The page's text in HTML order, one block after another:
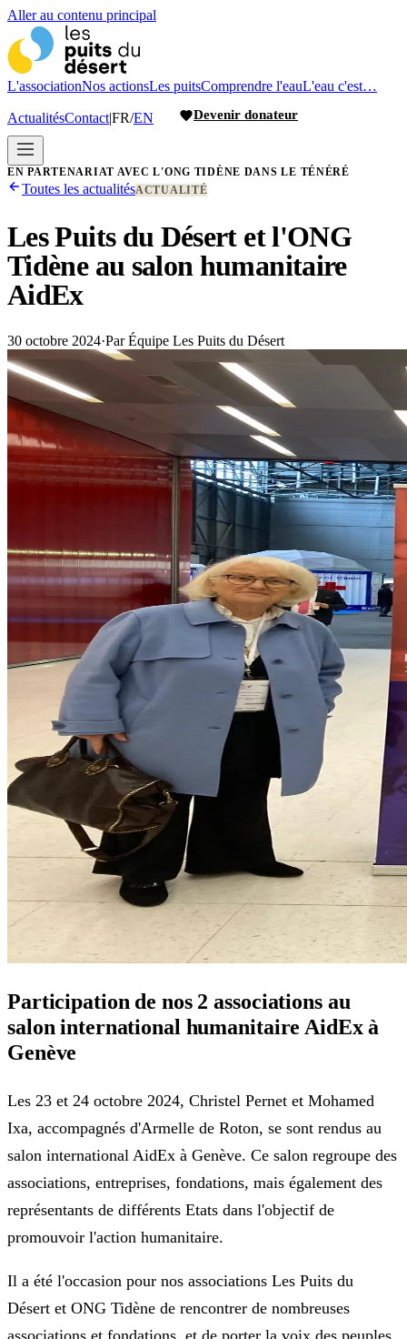
Aller au contenu principal
L'associationNos actionsLes puitsComprendre l'eauL'eau c'est…
ActualitésContact|FR/EN Devenir donateur
EN PARTENARIAT AVEC L'ONG TIDÈNE DANS LE TÉNÉRÉ
Toutes les actualitésACTUALITÉ
Les Puits du Désert et l'ONG
Tidène au salon humanitaire
AidEx
30 octobre 2024·Par Équipe Les Puits du Désert
Participation de nos 2 associations au
salon international humanitaire AidEx à
Genève
Les 23 et 24 octobre 2024, Christel Pernet et Mohamed
Ixa, accompagnés d'Armelle de Roton, se sont rendus au
salon international AidEx à Genève. Ce salon regroupe des
associations, entreprises, fondations, mais également des
représentants de différents Etats dans l'objectif de
promouvoir l'action humanitaire.
Il a été l'occasion pour nos associations Les Puits du
Désert et ONG Tidène de rencontrer de nombreuses